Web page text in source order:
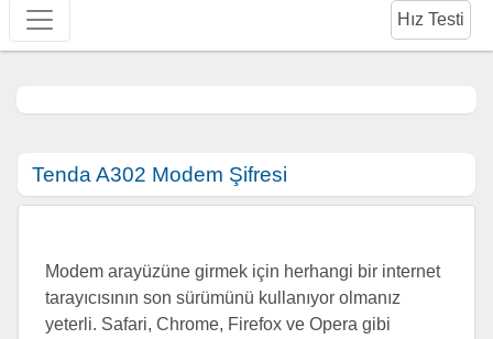
Hız Testi
Tenda A302 Modem Şifresi
Modem arayüzüne girmek için herhangi bir internet
tarayıcısının son sürümünü kullanıyor olmanız
yeterli. Safari, Chrome, Firefox ve Opera gibi